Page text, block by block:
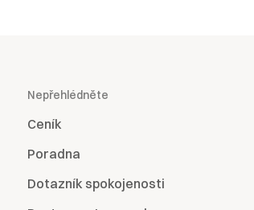
Nepřehlédněte
Ceník
Poradna
Dotazník spokojenosti